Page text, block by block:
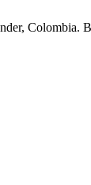
Colombia.